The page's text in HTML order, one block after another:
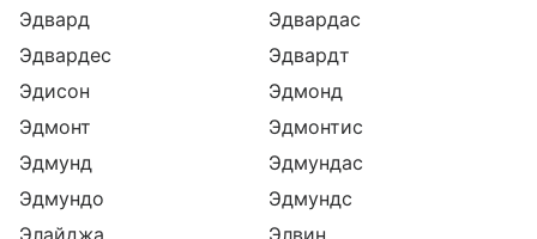
Эдвард
Эдвардас
Эдвардес
Эдвардт
Эдисон
Эдмонд
Эдмонт
Эдмонтис
Эдмунд
Эдмундас
Эдмундо
Эдмундс
Элайджа
Элвин